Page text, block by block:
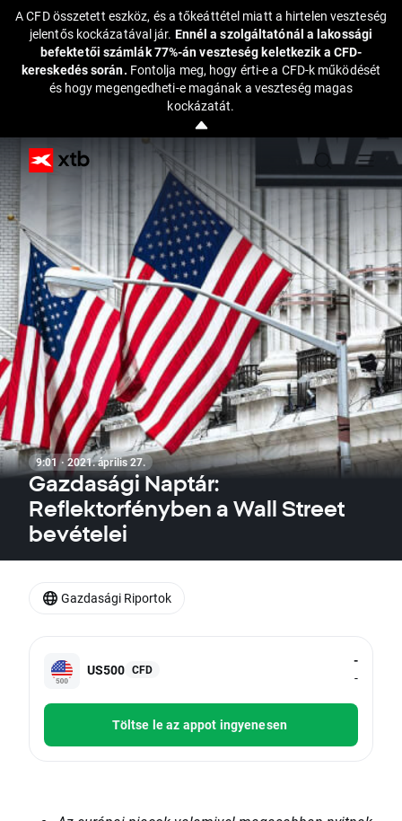
A CFD összetett eszköz, és a tőkeáttétel miatt a hirtelen veszteség
jelentős kockázatával jár. Ennél a szolgáltatónál a lakossági
befektetői számlák 77%-án veszteség keletkezik a CFD-
kereskedés során. Fontolja meg, hogy érti-e a CFD-k működését
és hogy megengedheti-e magának a veszteség magas
kockázatát.
9:01 · 2021. április 27.
Gazdasági Naptár:
Reflektorfényben a Wall Street
bevételei
US500 CFD
-
-
Töltse le az appot ingyenesen
Gazdasági Riportok